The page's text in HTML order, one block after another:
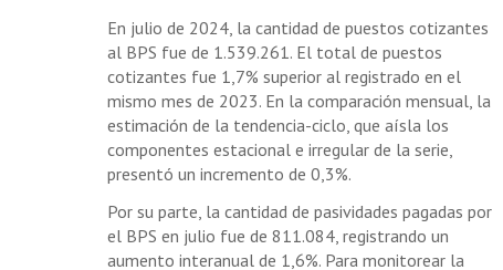
En julio de 2024, la cantidad de puestos cotizantes
al BPS fue de 1.539.261. El total de puestos
cotizantes fue 1,7% superior al registrado en el
mismo mes de 2023. En la comparación mensual, la
estimación de la tendencia-ciclo, que aísla los
componentes estacional e irregular de la serie,
presentó un incremento de 0,3%.
Por su parte, la cantidad de pasividades pagadas por
el BPS en julio fue de 811.084, registrando un
aumento interanual de 1,6%. Para monitorear la